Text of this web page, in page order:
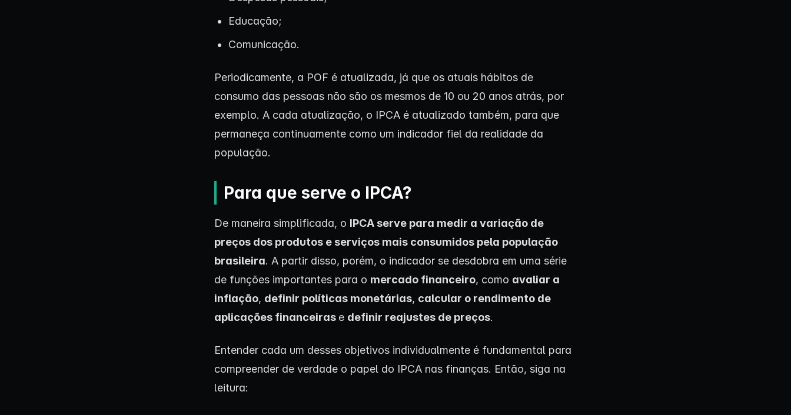
Educação;
Comunicação.
Periodicamente, a POF é atualizada, já que os atuais hábitos de
consumo das pessoas não são os mesmos de 10 ou 20 anos atrás, por
exemplo. A cada atualização, o IPCA é atualizado também, para que
permaneça continuamente como um indicador fiel da realidade da
população.
Para que serve o IPCA?
De maneira simplificada, o IPCA serve para medir a variação de
preços dos produtos e serviços mais consumidos pela população
brasileira. A partir disso, porém, o indicador se desdobra em uma série
de funções importantes para o mercado financeiro, como avaliar a
inflação, definir políticas monetárias, calcular o rendimento de
aplicações financeiras e definir reajustes de preços.
Entender cada um desses objetivos individualmente é fundamental para
compreender de verdade o papel do IPCA nas finanças. Então, siga na
leitura: